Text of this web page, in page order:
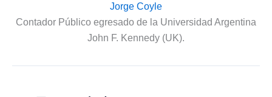
Jorge Coyle
Contador Público egresado de la Universidad Argentina
John F. Kennedy (UK).